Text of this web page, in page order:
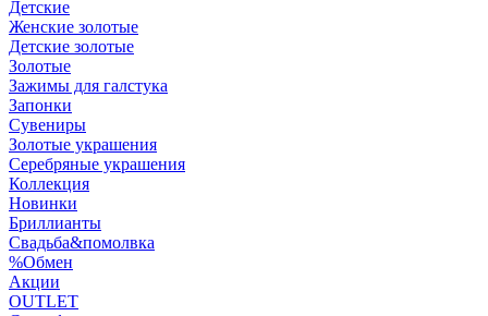
Детские
Женские золотые
Детские золотые
Золотые
Зажимы для галстука
Запонки
Сувениры
Золотые украшения
Серебряные украшения
Коллекция
Новинки
Бриллианты
Свадьба&помолвка
%Обмен
Акции
OUTLET